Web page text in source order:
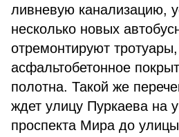
ливневую канализацию,
несколько новых
отремонтируют
асфальтобетонное
полотна. Такой же
ждет улицу Пуркаева на
проспекта Мира до